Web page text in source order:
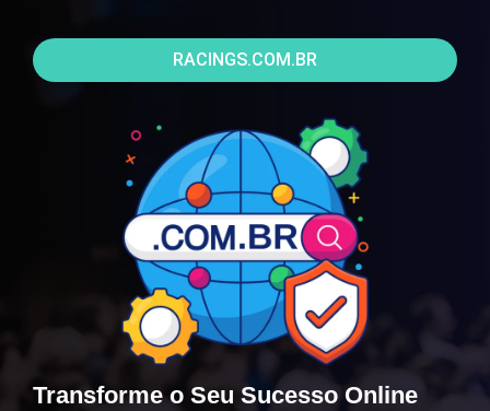
RACINGS.COM.BR
Transforme o Seu Sucesso Online